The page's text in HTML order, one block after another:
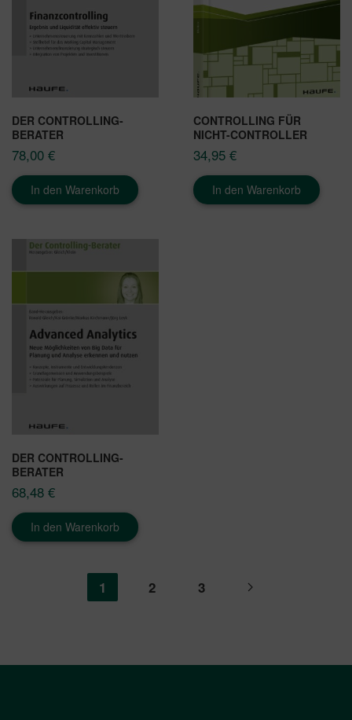
DER CONTROLLING-
BERATER
78,00 €
In den Warenkorb
CONTROLLING FÜR
NICHT-CONTROLLER
34,95 €
In den Warenkorb
DER CONTROLLING-
BERATER
68,48 €
In den Warenkorb
1 2 3